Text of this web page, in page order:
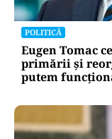
POLITICĂ
Eugen Tomac
primării și
putem